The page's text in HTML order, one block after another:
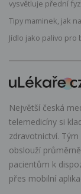
vysvětluje přední
Tipy maminek, jak
Jídlo jako palivo pro
Největší česká
telemedicíny si
zdravotnictví.
obslouží
pacientům k
přes mobilní